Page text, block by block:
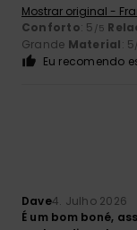
Mostrar original -
Conforto: 5 /5
Grande Material: 5
Eu recomendo
Dave4. Julho 2026
É um bom boné,